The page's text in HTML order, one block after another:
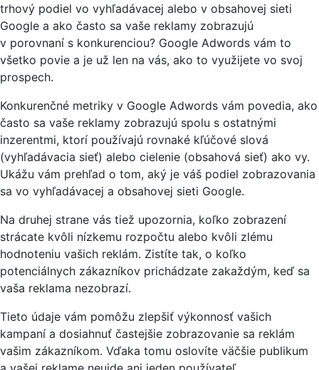
trhový podiel vo vyhľadávacej alebo v obsahovej sieti
Google a ako často sa vaše reklamy zobrazujú
v porovnaní s konkurenciou? Google Adwords vám to
všetko povie a je už len na vás, ako to využijete vo svoj
prospech.
Konkurenčné metriky v Google Adwords vám povedia, ako
často sa vaše reklamy zobrazujú spolu s ostatnými
inzerentmi, ktorí používajú rovnaké kľúčové slová
(vyhľadávacia sieť) alebo cielenie (obsahová sieť) ako vy.
Ukážu vám prehľad o tom, aký je váš podiel zobrazovania
sa vo vyhľadávacej a obsahovej sieti Google.
Na druhej strane vás tiež upozornia, koľko zobrazení
strácate kvôli nízkemu rozpočtu alebo kvôli zlému
hodnoteniu vašich reklám. Zistíte tak, o koľko
potenciálnych zákazníkov prichádzate zakaždým, keď sa
vaša reklama nezobrazí.
Tieto údaje vám pomôžu zlepšiť výkonnosť vašich
kampaní a dosiahnuť častejšie zobrazovanie sa reklám
vašim zákazníkom. Vďaka tomu oslovíte väčšie publikum